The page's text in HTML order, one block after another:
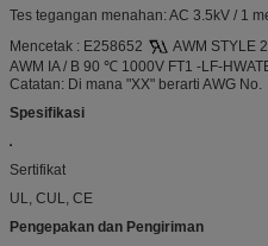
Tes tegangan menahan: AC 3.5kV / 1
Mencetak : E258652
AWM STYLE
AWM IA / B 90 ℃ 1000V FT1 -LF-
Catatan: Di mana "XX" berarti AWG No.
Spesifikasi
Sertifikat
UL, CUL, CE
Pengepakan dan Pengiriman